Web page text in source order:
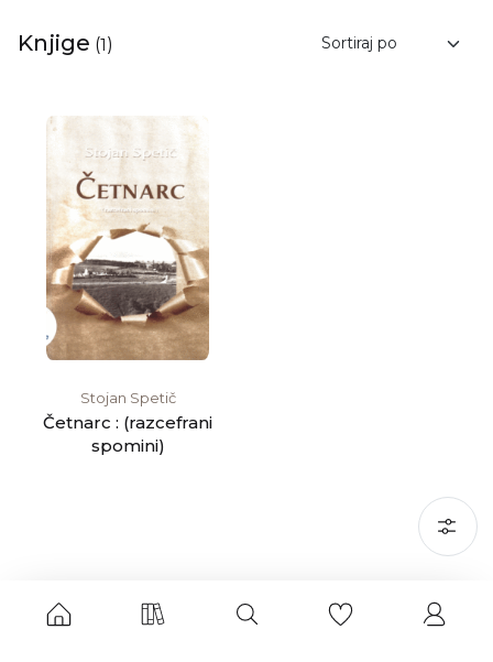
Knjige (1)
Stojan Spetič
Četnarc : (razcefrani
spomini)